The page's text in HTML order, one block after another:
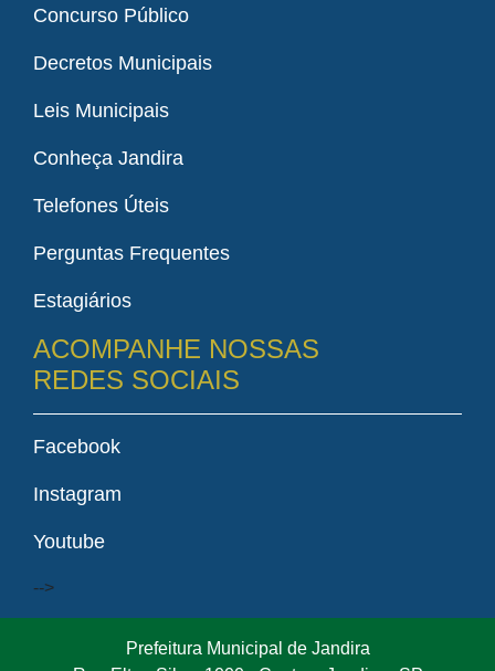
Concurso Público
Decretos Municipais
Leis Municipais
Conheça Jandira
Telefones Úteis
Perguntas Frequentes
Estagiários
ACOMPANHE NOSSAS
REDES SOCIAIS
Facebook
Instagram
Youtube
-->
Prefeitura Municipal de Jandira